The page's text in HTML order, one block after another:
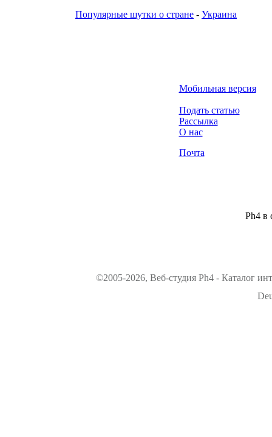
Популярные шутки о стране - Украина
Мобильная версия
Подать статью
Рассылка
О нас
Почта
Ph4 в
©2005-2026, Веб-студия Ph4 - Каталог